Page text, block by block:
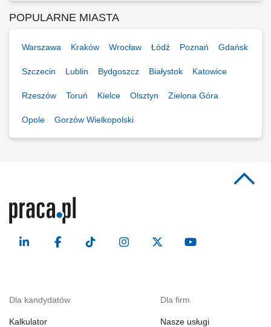
POPULARNE MIASTA
Warszawa Kraków Wrocław Łódź Poznań Gdańsk
Szczecin Lublin Bydgoszcz Białystok Katowice
Rzeszów Toruń Kielce Olsztyn Zielona Góra
Opole Gorzów Wielkopolski
Dla kandydatów
Kalkulator
Dla firm
Nasze usługi